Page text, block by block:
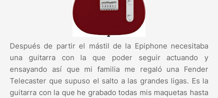
Después de partir el mástil de la Epiphone necesitaba
una guitarra con la que poder seguir actuando y
ensayando así que mi familia me regaló una Fender
Telecaster que supuso el salto a las grandes ligas. Es la
guitarra con la que he grabado todas mis maquetas hasta